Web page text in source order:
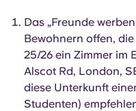
Mehr Chinese
Català
Italian
Das „Freunde
Bewohnern offen,
25/26 ein Zimmer im
Alscot Rd, London,
diese Unterkunft
Studenten)